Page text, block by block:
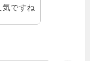
ですね